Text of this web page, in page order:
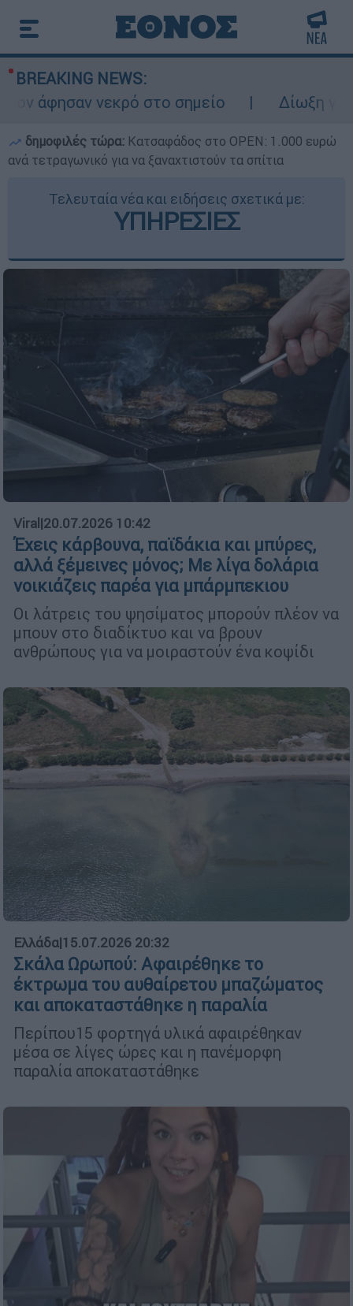
BREAKING NEWS:
στο σημείο
Δίωξη για
δημοφιλές τώρα: Κατσαφάδος στο OPEN: 1.000 ευρώ
ανά τετραγωνικό για να ξαναχτιστούν τα σπίτια
Τελευταία νέα και ειδήσεις σχετικά με:
ΥΠΗΡΕΣΙΕΣ
Viral |20.07.2026 10:42
Έχεις κάρβουνα, παϊδάκια και μπύρες,
αλλά ξέμεινες μόνος; Με λίγα δολάρια
νοικιάζεις παρέα για μπάρμπεκιου
Οι λάτρεις του ψησίματος μπορούν πλέον να
μπουν στο διαδίκτυο και να βρουν
ανθρώπους για να μοιραστούν ένα κοψίδι
Ελλάδα|15.07.2026 20:32
Σκάλα Ωρωπού: Αφαιρέθηκε το
έκτρωμα του αυθαίρετου μπαζώματος
και αποκαταστάθηκε η παραλία
Περίπου15 φορτηγά υλικά αφαιρέθηκαν
μέσα σε λίγες ώρες και η πανέμορφη
παραλία αποκαταστάθηκε